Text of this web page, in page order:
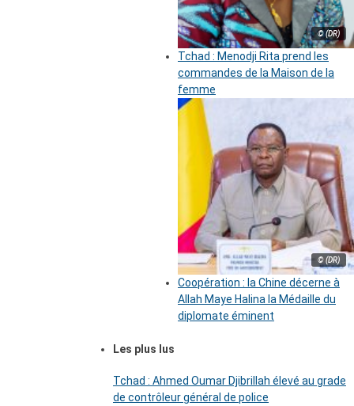
© (DR)
Tchad : Menodji Rita prend les
commandes de la Maison de la
femme
© (DR)
Coopération : la Chine décerne à
Allah Maye Halina la Médaille du
diplomate éminent
Les plus lus
Tchad : Ahmed Oumar Djibrillah élevé au grade
de contrôleur général de police